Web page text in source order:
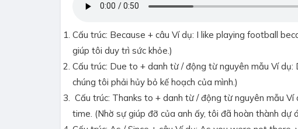
Cấu trúc: Because + câu Ví dụ: I like playing football
giúp tôi duy trì sức khỏe.)
Cấu trúc: Due to + danh từ / động từ nguyên mẫu Ví
chúng tôi phải hủy bỏ kế hoạch của mình.)
Cấu trúc: Thanks to + danh từ / động từ nguyên mẫu
time. (Nhờ sự giúp đỡ của anh ấy, tôi đã hoàn thành dự